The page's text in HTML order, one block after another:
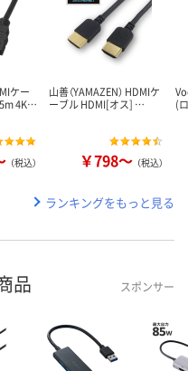
ケー
4K…
（税込）
山善（YAMAZEN） HDMIケ
ーブル HDMI[オス] …
￥798～ （税込）
(
ランキングをもっと見る
品 スポンサー